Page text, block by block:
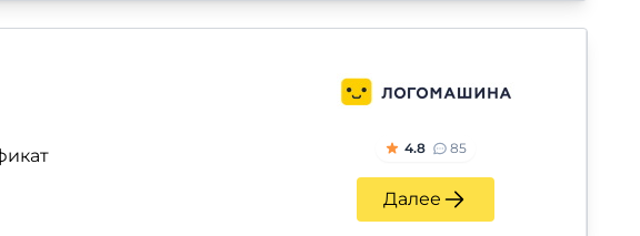
4.8 85
Далее